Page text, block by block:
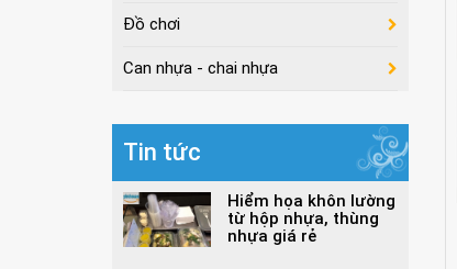
Đồ chơi
Can nhựa - chai nhựa
Tin tức
Hiểm họa khôn lường
từ hộp nhựa, thùng
nhựa giá rẻ